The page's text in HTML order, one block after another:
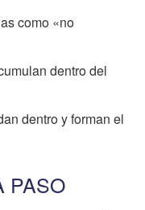
como «no
dentro del
dentro y forman el
PASO